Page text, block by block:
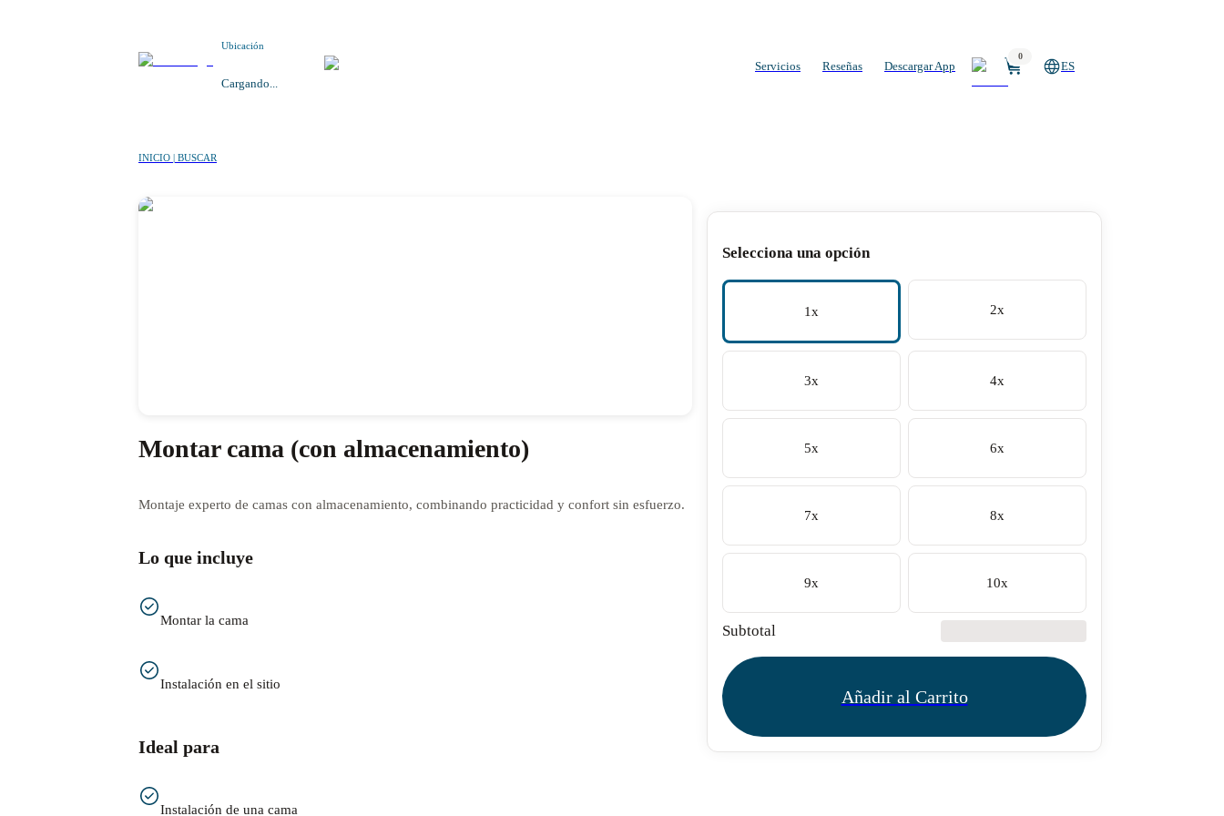
Ubicación
Cargando...
Servicios Reseñas Descargar App
0
ES
INICIO | BUSCAR
Montar cama (con almacenamiento)
Montaje experto de camas con almacenamiento, combinando practicidad y confort sin esfuerzo.
Lo que incluye
Montar la cama
Instalación en el sitio
Ideal para
Instalación de una cama
Selecciona una opción
1x 2x
3x 4x
5x 6x
7x 8x
9x 10x
Subtotal
Añadir al Carrito